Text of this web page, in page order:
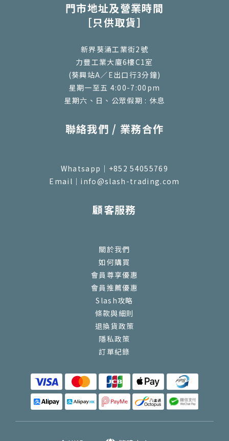
門市地址及營業時間
［只供取貨］
新界葵涌工業街2號
力豐工業大廈6樓C1室
(葵興站A／E出口行3分鐘)
星期一至五 4:00-7:00pm
星期六、日、公眾假期 : 休息
聯絡我們 / 業務合作
Whatsapp｜+852 54055769
Email｜info@slash-trading.com
顧客服務
關於我們
如何購買
會員尊享優惠
會員推薦優惠
Slash攻略
條款與細則
退換貨政策
隱私政策
訂單紀錄